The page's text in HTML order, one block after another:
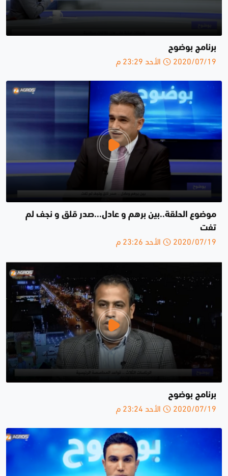
برنامج بوضوح
2020/07/19 الأحد 23:29 م
موضوع الحلقة..بين برهم و عادل...صدر قلق و نجف لم
تفت
2020/07/19 الأحد 23:26 م
برنامج بوضوح
2020/07/19 الأحد 23:24 م